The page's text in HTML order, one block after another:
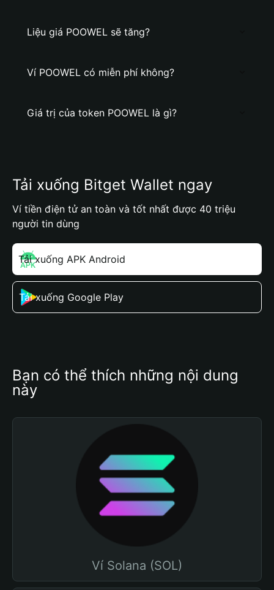
Liệu giá POOWEL sẽ tăng?
Ví POOWEL có miễn phí không?
Giá trị của token POOWEL là gì?
Tải xuống Bitget Wallet ngay
Ví tiền điện tử an toàn và tốt nhất được 40 triệu
người tin dùng
Tải xuống APK Android
Tải xuống Google Play
Bạn có thể thích những nội dung
này
Ví Solana (SOL)